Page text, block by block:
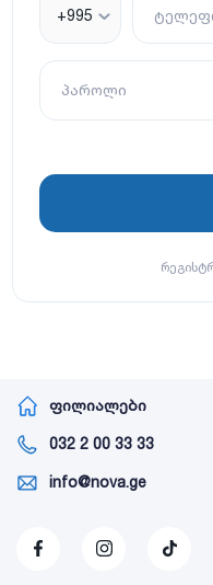
+995
პაროლი
ფილიალები
032 2 00 33 33
info@nova.ge